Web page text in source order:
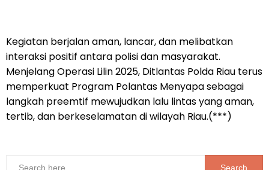
Kegiatan berjalan aman, lancar, dan melibatkan
interaksi positif antara polisi dan masyarakat.
Menjelang Operasi Lilin 2025, Ditlantas Polda Riau terus
memperkuat Program Polantas Menyapa sebagai
langkah preemtif mewujudkan lalu lintas yang aman,
tertib, dan berkeselamatan di wilayah Riau.(***)